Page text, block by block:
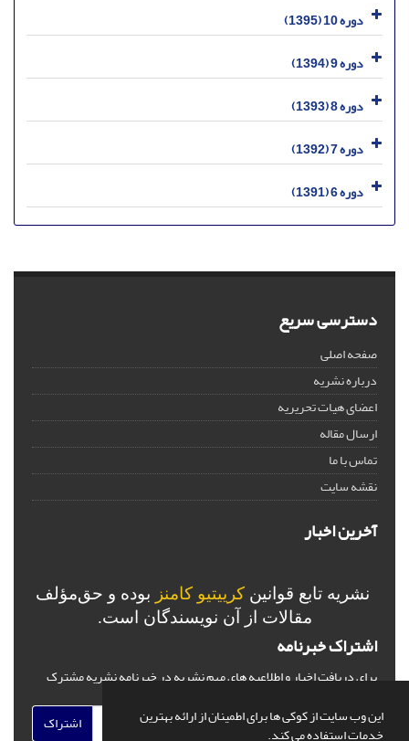
این وب سایت از کوکی ها برای اطمینان از ارائه بهترین
خدمات استفاده می کند.
دوره 10 (1395)
دوره 9 (1394)
دوره 8 (1393)
دوره 7 (1392)
دوره 6 (1391)
دسترسی سریع
صفحه اصلی
درباره نشریه
اعضای هیات تحریریه
ارسال مقاله
تماس با ما
نقشه سایت
آخرین اخبار
نشریه تابع قوانین کرییتیو کامنز بوده و حق‌مؤلف
مقالات از آن نویسندگان است.
اشتراک خبرنامه
برای دریافت اخبار و اطلاعیه های مهم نشریه در خبرنامه نشریه مشترک
اشتراک